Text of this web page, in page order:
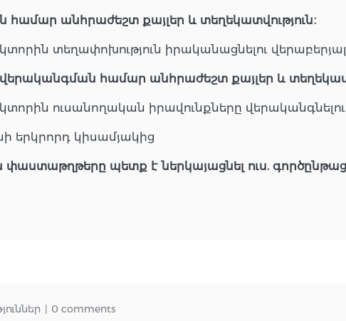
անհրաժեշտ քայլեր և տեղեկատվություն։
տեղափոխություն իրականացնելու վերաբերյալ
համար անհրաժեշտ քայլեր և
ուսանողական իրավունքները
երկրորդ կիսամյակից
պետք է ներկայացնել ուս.
0 comments